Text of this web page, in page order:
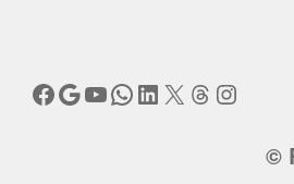
Facebook
Google
YouTube
WhatsApp
LinkedIn
X Threads
©